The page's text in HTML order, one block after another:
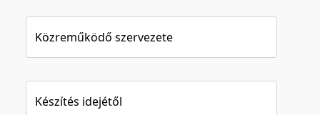
Közreműködő szervezete
Készítés idejétől